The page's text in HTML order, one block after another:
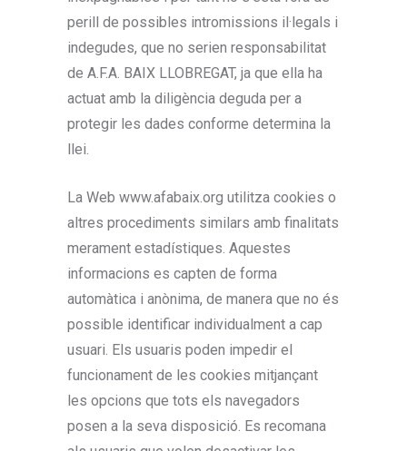
perill de possibles intromissions il·legals i
indegudes, que no serien responsabilitat
de A.F.A. BAIX LLOBREGAT, ja que ella ha
actuat amb la diligència deguda per a
protegir les dades conforme determina la
llei.
La Web www.afabaix.org utilitza cookies o
altres procediments similars amb finalitats
merament estadístiques. Aquestes
informacions es capten de forma
automàtica i anònima, de manera que no és
possible identificar individualment a cap
usuari. Els usuaris poden impedir el
funcionament de les cookies mitjançant
les opcions que tots els navegadors
posen a la seva disposició. Es recomana